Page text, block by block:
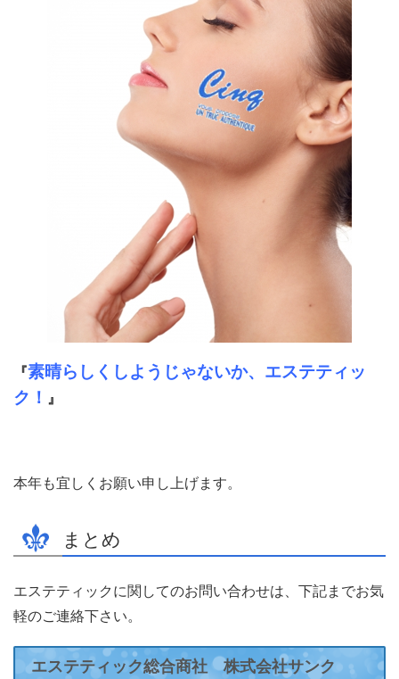
『素晴らしくしようじゃないか、エステティッ
ク！
』
本年も宜しくお願い申し上げます。
まとめ
エステティックに関してのお問い合わせは、下記までお気
軽のご連絡下さい。
エステティック総合商社 株式会社サンク